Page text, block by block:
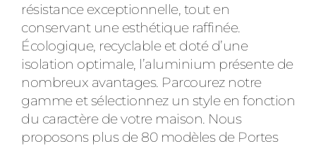
résistance exceptionnelle, tout en
conservant une esthétique raffinée.
Écologique, recyclable et doté d’une
isolation optimale, l’aluminium présente de
nombreux avantages. Parcourez notre
gamme et sélectionnez un style en fonction
du caractère de votre maison. Nous
proposons plus de 80 modèles de Portes